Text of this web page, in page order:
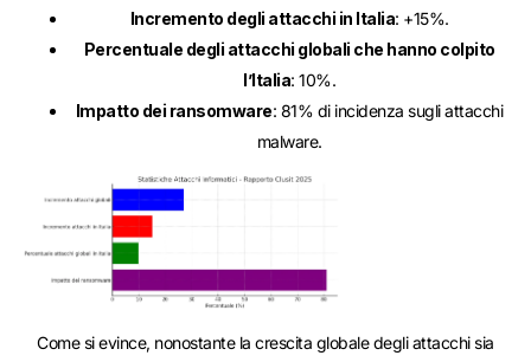
Incremento degli attacchi in Italia: +15%.
Percentuale degli attacchi globali che hanno colpito
l’Italia: 10%.
Impatto dei ransomware: 81% di incidenza sugli attacchi
malware.
Come si evince, nonostante la crescita globale degli attacchi sia